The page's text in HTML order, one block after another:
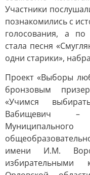
Участники
познакомились с
голосования, а
стала песня
одни старики»,
Проект «Выборы
бронзовым
«Учимся
Вабищевич –
имени И.М.
избирательными